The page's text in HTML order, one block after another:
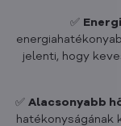
✅
jelenti, hogy
✅ Alacsonyabb
hatékonyságának